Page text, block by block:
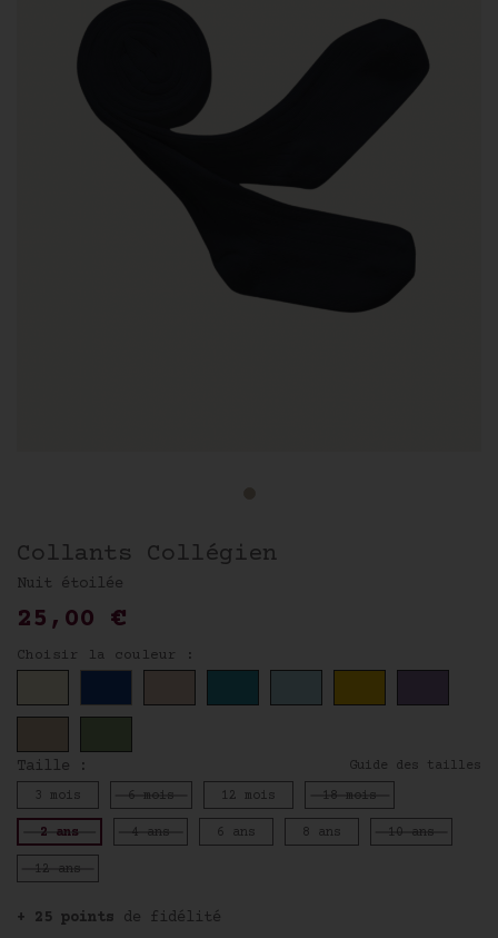
Collants Collégien
Nuit étoilée
25,00 €
Choisir la couleur :
Taille : Guide des tailles
3 mois 6 mois 12 mois 18 mois
2 ans 4 ans 6 ans 8 ans 10 ans
12 ans
+ 25 points de fidélité
Pour être informé de toute
notre actualité et recevoir
nos offres personnalisées,
inscrivez-vous à notre
newsletter.